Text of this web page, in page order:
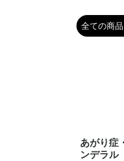
あがり症
ンデラル